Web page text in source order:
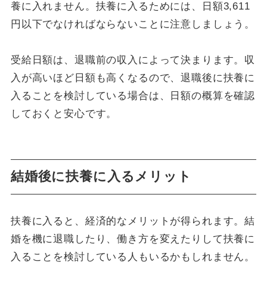
養に入れません。扶養に入るためには、日額3,611
円以下でなければならないことに注意しましょう。
受給日額は、退職前の収入によって決まります。収
入が高いほど日額も高くなるので、退職後に扶養に
入ることを検討している場合は、日額の概算を確認
しておくと安心です。
結婚後に扶養に入るメリット
扶養に入ると、経済的なメリットが得られます。結
婚を機に退職したり、働き方を変えたりして扶養に
入ることを検討している人もいるかもしれません。